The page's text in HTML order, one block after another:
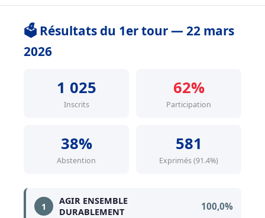
🗳️ Résultats du 1er tour — 22 mars
2026
1 025
Inscrits
62%
Participation
38%
Abstention
581
Exprimés (91.4%)
1
AGIR ENSEMBLE
DURABLEMENT
100,0%